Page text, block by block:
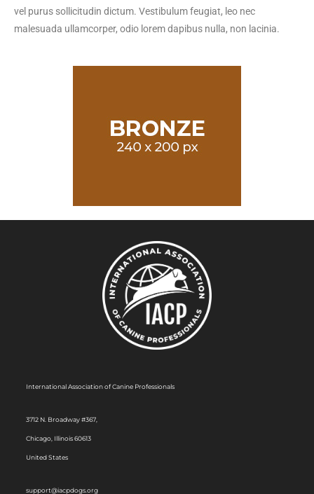
vel purus sollicitudin dictum. Vestibulum feugiat, leo nec
malesuada ullamcorper, odio lorem dapibus nulla, non lacinia.
International Association of Canine Professionals
3712 N. Broadway #367,
Chicago, Illinois 60613
United States
support@iacpdogs.org